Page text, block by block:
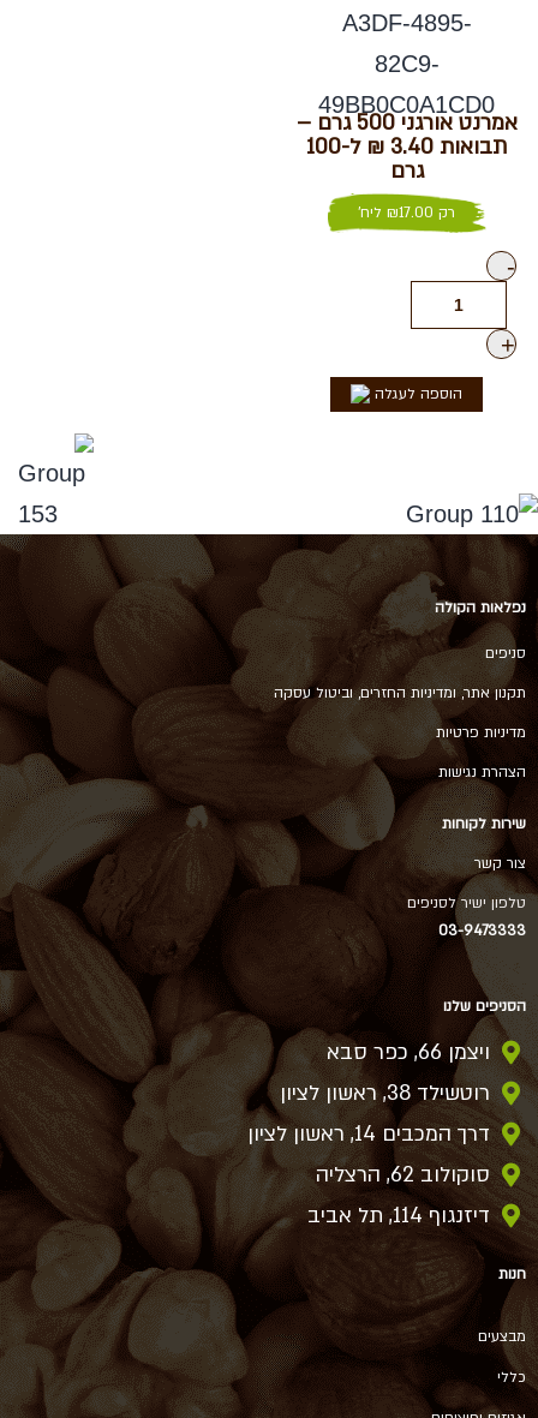
אמרנט אורגני 500 גרם –
תבואות 3.40 ₪ ל-100
גרם
רק ₪17.00 ליח'
-
+
הוספה לעגלה
נפלאות הקולה
סניפים
תקנון אתר, ומדיניות החזרים, וביטול עסקה
מדיניות פרטיות
הצהרת נגישות
שירות לקוחות
צור קשר
טלפון ישיר לסניפים
03-9473333
הסניפים שלנו
ויצמן 66, כפר סבא
רוטשילד 38, ראשון לציון
דרך המכבים 14, ראשון לציון
סוקולוב 62, הרצליה
דיזנגוף 114, תל אביב
חנות
מבצעים
כללי